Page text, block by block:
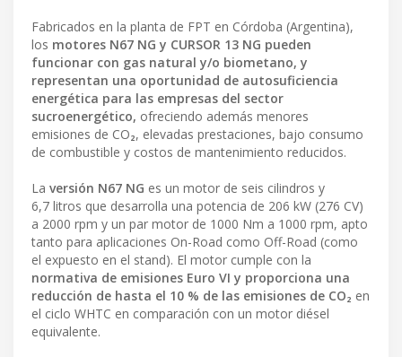
Fabricados en la planta de FPT en Córdoba (Argentina),
los motores N67 NG y CURSOR 13 NG pueden
funcionar con gas natural y/o biometano, y
representan una oportunidad de autosuficiencia
energética para las empresas del sector
sucroenergético, ofreciendo además menores
emisiones de CO₂, elevadas prestaciones, bajo consumo
de combustible y costos de mantenimiento reducidos.
La versión N67 NG es un motor de seis cilindros y
6,7 litros que desarrolla una potencia de 206 kW (276 CV)
a 2000 rpm y un par motor de 1000 Nm a 1000 rpm, apto
tanto para aplicaciones On-Road como Off-Road (como
el expuesto en el stand). El motor cumple con la
normativa de emisiones Euro VI y proporciona una
reducción de hasta el 10 % de las emisiones de CO₂ en
el ciclo WHTC en comparación con un motor diésel
equivalente.